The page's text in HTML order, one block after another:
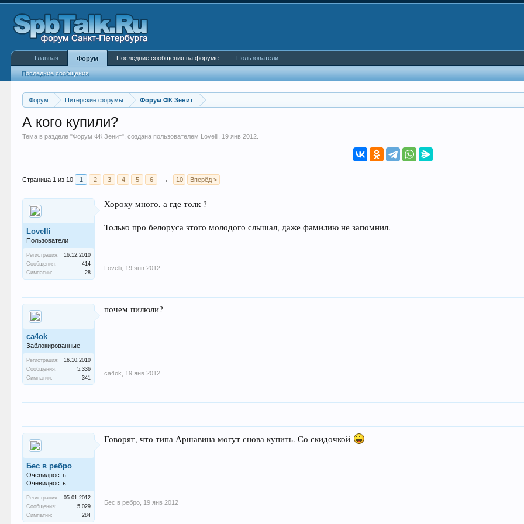
Форум Питерские форумы Форум ФК Зенит
А кого купили?
Тема в разделе "Форум ФК Зенит", создана пользователем Lovelli 19 янв 2012
Страница 1 из 10 1 2 3 4 5 6 → 10 Вперёд >
Lovelli
Пользователи
Регистрация:
16.12.2010
Сообщения:
414
Симпатии:
28
Хороху много, а где толк ?
Только про белоруса этого молодого слышал, даже фамилию не запомнил.
Lovelli 19 янв 2012
ca4ok
Заблокированные
Регистрация:
16.10.2010
Сообщения:
5.336
Симпатии:
341
почем пилюли?
ca4ok 19 янв 2012
Бес в ребро
Очевидность
Очевидность.
Регистрация:
05.01.2012
Сообщения:
5.029
Симпатии:
284
Говорят, что типа Аршавина могут снова купить. Со скидочкой
Бес в ребро 19 янв 2012
Главная Форум
Последние сообщения
Последние сообщения на форуме Пользователи